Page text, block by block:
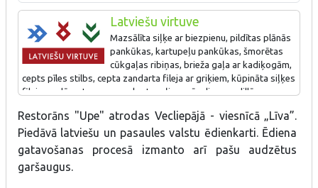
Latviešu virtuve
Mazsālīta siļķe ar biezpienu, pildītas plānās
pankūkas, kartupeļu pankūkas, šmorētas
cūkgaļas ribiņas, brieža gaļa ar kadiķogām,
cepts pīles stilbs, cepta zandarta fileja ar griķiem, kūpināta siļķes
fileja, apdūmota menca ar kartupeļiem, sīpoliem un dillēm
Restorāns "Upe" atrodas Vecliepājā - viesnīcā „Līva”.
Piedāvā latviešu un pasaules valstu ēdienkarti. Ēdiena
gatavošanas procesā izmanto arī pašu audzētus
garšaugus.